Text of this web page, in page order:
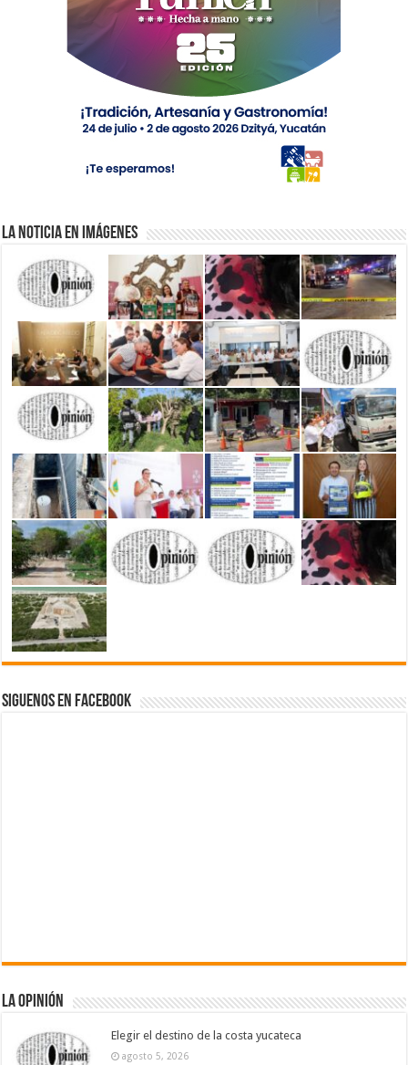
La Noticia en Imágenes
Siguenos en Facebook
La Opinión
Elegir el destino de la costa yucateca
agosto 5, 2026